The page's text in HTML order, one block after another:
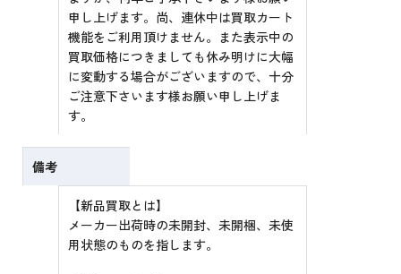
申し上げます。尚、連休中は買取カート
機能をご利用頂けません。また表示中の
買取価格につきましても休み明けに大幅
に変動する場合がございますので、十分
ご注意下さいます様お願い申し上げま
す。
備考
【新品買取とは】
メーカー出荷時の未開封、未開梱、未使
用状態のものを指します。